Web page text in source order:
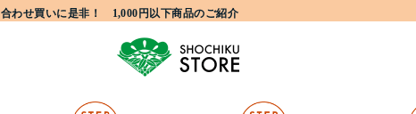
合わせ買いに是非！ 1,000円以下商品のご紹介